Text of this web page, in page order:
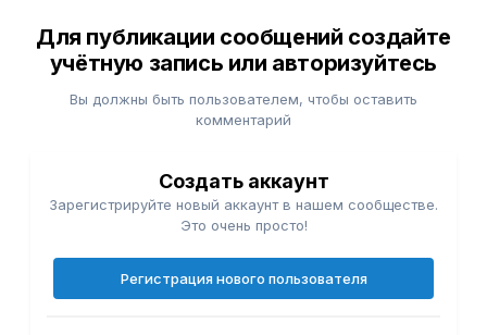
Для публикации сообщений создайте
учётную запись или авторизуйтесь
Вы должны быть пользователем, чтобы оставить
комментарий
Создать аккаунт
Зарегистрируйте новый аккаунт в нашем сообществе.
Это очень просто!
Регистрация нового пользователя